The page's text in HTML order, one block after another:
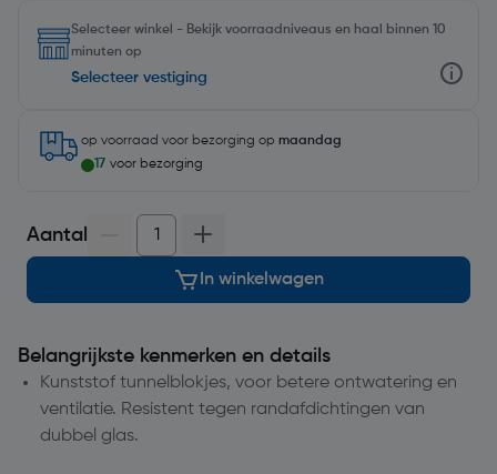
Selecteer winkel - Bekijk voorraadniveaus en haal binnen 10
minuten op
Selecteer vestiging
op voorraad voor bezorging op maandag
17 voor bezorging
Aantal
In winkelwagen
Belangrijkste kenmerken en details
Kunststof tunnelblokjes, voor betere ontwatering en
ventilatie. Resistent tegen randafdichtingen van
dubbel glas.